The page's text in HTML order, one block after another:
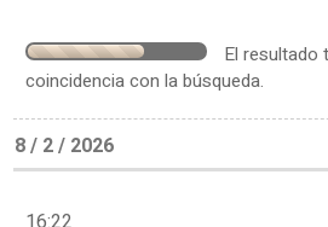
El resultado
coincidencia con la búsqueda.
8 / 2 / 2026